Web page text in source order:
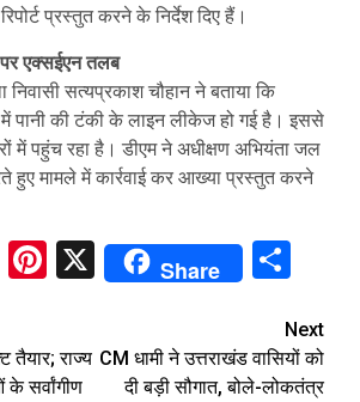
प्रस्तुत करने के निर्देश दिए हैं।
पर एक्सईएन तलब
निवासी सत्यप्रकाश चौहान ने बताया कि
में पानी की टंकी के लाइन लीकेज हो गई है। इससे
में पहुंच रहा है। डीएम ने अधीक्षण अभियंता जल
मामले में कार्रवाई कर आख्या प्रस्तुत करने
WhatsApp
Pinterest
X Share
तैयार; राज्य
के सर्वांगीण
Next
CM धामी ने उत्तराखंड वासियों को
दी बड़ी सौगात, बोले-लोकतंत्र